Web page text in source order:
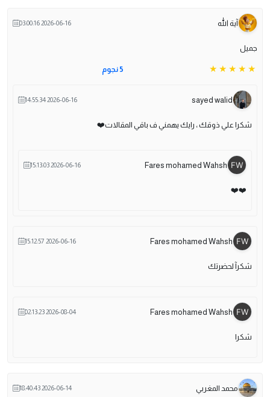
آية الله 2026-06-16 03:00:16
جميل
5 نجوم
sayed walid
2026-06-16 14:55:34
شكرا علي ذوقك ، رايك يهمني ف باقي المقالات❤️
Fares mohamed Wahsh
2026-06-16 15:13:03
❤️❤️
Fares mohamed Wahsh
2026-06-16 15:12:57
شكرآ لحضرتك
Fares mohamed Wahsh
2026-08-04 02:13:23
شكرا
محمد المغربي 2026-06-14 18:40:43